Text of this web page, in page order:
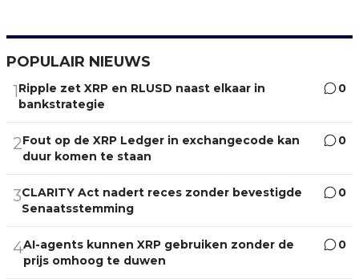
POPULAIR NIEUWS
1Ripple zet XRP en RLUSD naast elkaar in
bankstrategie
0
2Fout op de XRP Ledger in exchangecode kan
duur komen te staan
0
3CLARITY Act nadert reces zonder bevestigde
Senaatsstemming
0
4AI-agents kunnen XRP gebruiken zonder de
prijs omhoog te duwen
0